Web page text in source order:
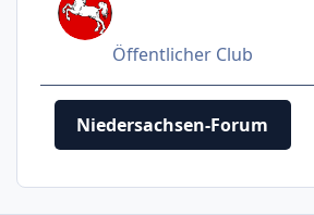
Öffentlicher Club
Niedersachsen-Forum